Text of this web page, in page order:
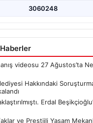
3060248
videosu 27 Ağustos’ta
Hakkındaki
Erdal
ve Prestijli Yaşam